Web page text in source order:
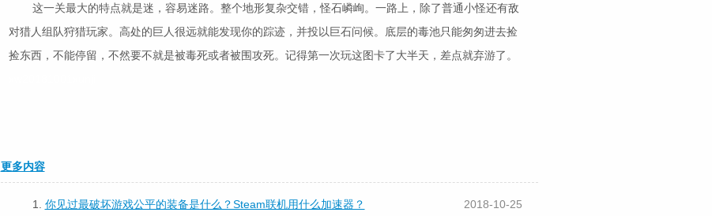
这一关最大的特点就是迷，容易迷路。整个地形复杂交错，怪石嶙峋。一路上，除了普通小怪还有敌
对猎人组队狩猎玩家。高处的巨人很远就能发现你的踪迹，并投以巨石问候。底层的毒池只能匆匆进去捡
捡东西，不能停留，不然要不就是被毒死或者被围攻死。记得第一次玩这图卡了大半天，差点就弃游了。
更多内容
1. 你见过最破坏游戏公平的装备是什么？Steam联机用什么加速器？ 2018-10-25